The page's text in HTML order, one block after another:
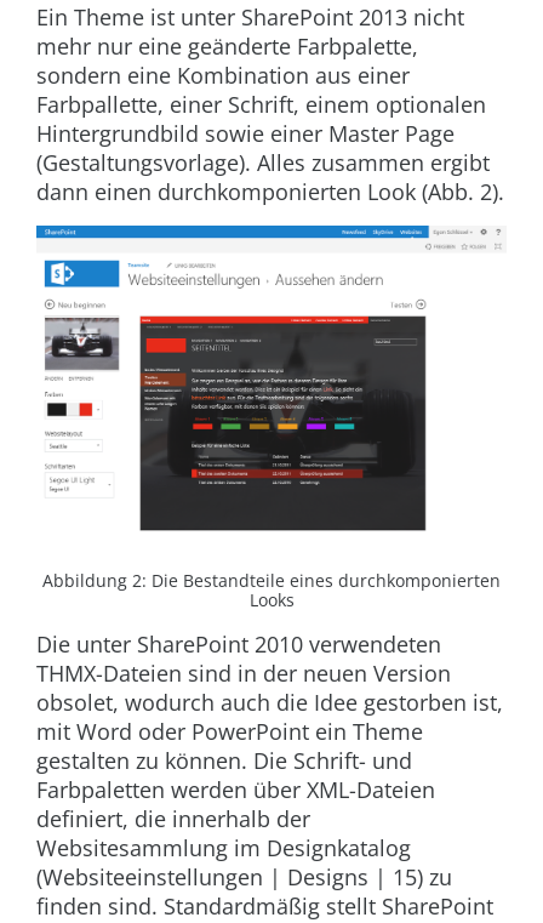
Ein Theme ist unter SharePoint 2013 nicht
mehr nur eine geänderte Farbpalette,
sondern eine Kombination aus einer
Farbpallette, einer Schrift, einem optionalen
Hintergrundbild sowie einer Master Page
(Gestaltungsvorlage). Alles zusammen ergibt
dann einen durchkomponierten Look (Abb. 2).
Abbildung 2: Die Bestandteile eines durchkomponierten
Looks
Die unter SharePoint 2010 verwendeten
THMX-Dateien sind in der neuen Version
obsolet, wodurch auch die Idee gestorben ist,
mit Word oder PowerPoint ein Theme
gestalten zu können. Die Schrift- und
Farbpaletten werden über XML-Dateien
definiert, die innerhalb der
Websitesammlung im Designkatalog
(Websiteeinstellungen | Designs | 15) zu
finden sind. Standardmäßig stellt SharePoint